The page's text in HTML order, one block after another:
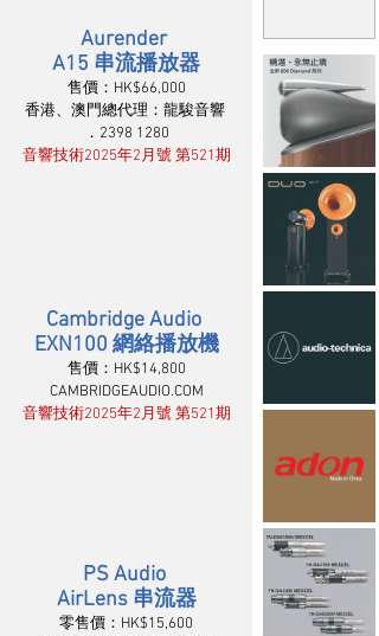
Aurender
A15 串流播放器
售價：HK$66,000
香港、澳門總代理：龍駿音響
．2398 1280
音響技術2025年2月號 第521期
Cambridge Audio
EXN100 網絡播放機
售價：HK$14,800
CAMBRIDGEAUDIO.COM
音響技術2025年2月號 第521期
PS Audio
AirLens 串流器
零售價：HK$15,600